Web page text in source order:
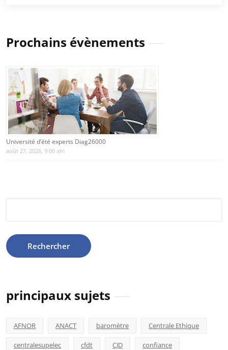
Prochains évènements
Université d’été experts Diag26000
août 27, 2026, 9:00 am
principaux sujets
AFNOR ANACT baromètre Centrale Ethique
centralesupelec cfdt CJD confiance